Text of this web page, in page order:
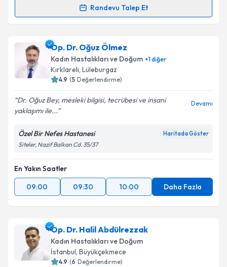
Takvim Talebini Gönder
Randevu Talep Et
takvim hazırlandığında e-posta ile bilgilendireceğiz.
E-posta Adresiniz
kapsamda işlenmesini kabul ediyorum.
Op. Dr. Oğuz Ölmez
Kadın Hastalıkları ve Doğum +1diğer
Kırklareli, Lüleburgaz
4.9 (5 Değerlendirme)
Dr. Oğuz Bey, mesleki bilgisi, tecrübesi ve insani
yaklaşımı ile...
Devamı
Özel Bir Nefes Hastanesi Haritada Göster
Siteler, Nazif Balkan Cd. 35/37
En Yakın Saatler
09:00
09:30 10:00 Daha Fazla
Op. Dr. Halil Abdülrezzak
Kadın Hastalıkları ve Doğum
İstanbul, Büyükçekmece
4.9 (6 Değerlendirme)